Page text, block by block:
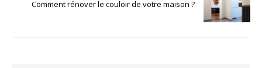
Comment rénover le couloir de votre maison ?